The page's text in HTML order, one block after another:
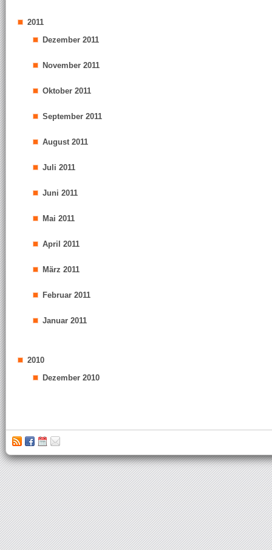
2011
Dezember 2011
November 2011
Oktober 2011
September 2011
August 2011
Juli 2011
Juni 2011
Mai 2011
April 2011
März 2011
Februar 2011
Januar 2011
2010
Dezember 2010